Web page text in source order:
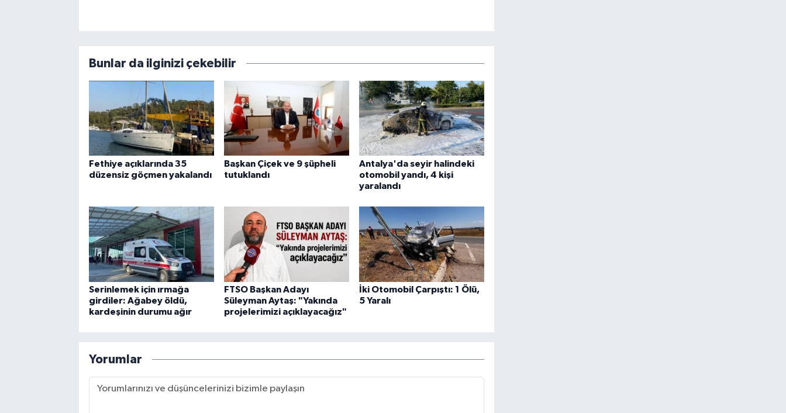
Bunlar da ilginizi çekebilir
Fethiye açıklarında 35
düzensiz göçmen yakalandı
Başkan Çiçek ve 9 şüpheli
tutuklandı
Antalya'da seyir halindeki
otomobil yandı, 4 kişi
yaralandı
Serinlemek için ırmağa
girdiler: Ağabey öldü,
kardeşinin durumu ağır
FTSO Başkan Adayı
Süleyman Aytaş: "Yakında
projelerimizi açıklayacağız"
İki Otomobil Çarpıştı: 1 Ölü,
5 Yaralı
Yorumlar